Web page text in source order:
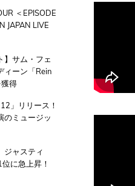
＜EPISODE
JAPAN LIVE
】サム・フェ
ィーン「Rein
得
」リリース！
のミュージッ
ジャスティ
に急上昇！